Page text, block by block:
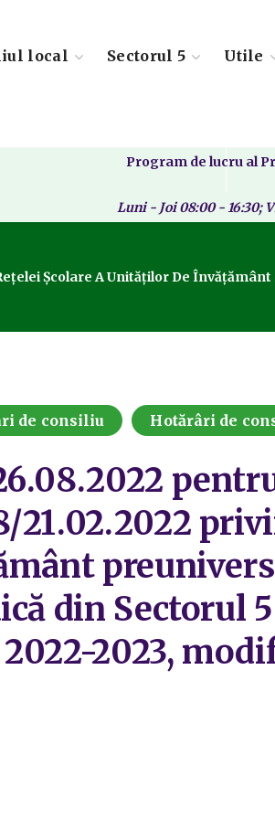
local Sectorul 5 Utile
Program de lucru al
Luni - Joi 08:00 - 16:30;
Școlare A Unităților De
de consiliu Hotărâri de
21.02.2022
din Sectorul
2023,